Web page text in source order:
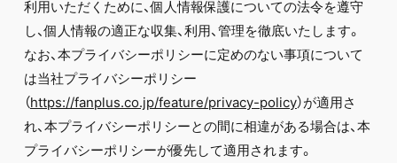
PHOTO
MOVIE
WEB RADIO
MESSAGE
J-Clip
REPORT
SPECIAL
RELAY BLOG
利用いただくために、個人情報保護についての法令を遵守
し、個人情報の適正な収集、利用、管理を徹底いたします。
なお、本プライバシーポリシーに定めのない事項について
は当社プライバシーポリシー
（https://fanplus.co.jp/feature/privacy-policy）が適用さ
れ、本プライバシーポリシーとの間に相違がある場合は、本
プライバシーポリシーが優先して適用されます。